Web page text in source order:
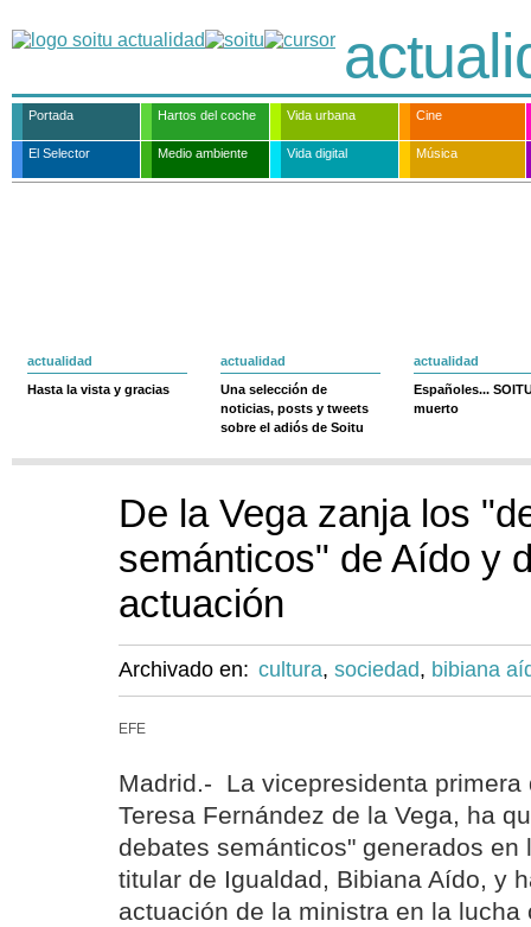
Portada Hartos del coche Vida urbana Cine
El Selector Medio ambiente Vida digital Música
actualidad
Hasta la vista y gracias
actualidad
Una selección de
noticias, posts y tweets
sobre el adiós de Soitu
actualidad
Españoles...
muerto
De la Vega zanja los
semánticos" de Aído y
actuación
Archivado en: cultura, sociedad, bibiana
EFE
Madrid.- La vicepresidenta primera
Teresa Fernández de la Vega, ha
debates semánticos" generados
titular de Igualdad, Bibiana Aído, y
actuación de la ministra en la lucha